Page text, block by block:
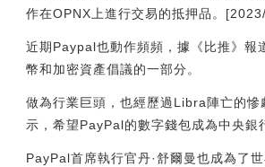
作在OPNX上進行交易的抵押品。
近期Paypal也動作頻頻，據《比推》
幣和加密資產倡議的一部分。
做為行業巨頭，也經歷過Libra陣亡的
示，希望PayPal的數字錢包成為中央銀
PayPal首席執行官丹·舒爾曼也成為了